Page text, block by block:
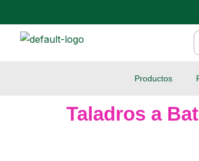
al
contenido
Productos
Taladros a